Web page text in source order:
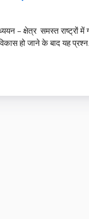
– क्षेत्र समस्त राष्ट्रों में
हो जाने के बाद यह